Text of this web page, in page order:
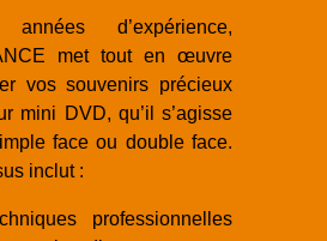
d’expérience,
met tout en œuvre
vos souvenirs précieux
mini DVD, qu’il s’agisse
face ou double face.
inclut :
professionnelles